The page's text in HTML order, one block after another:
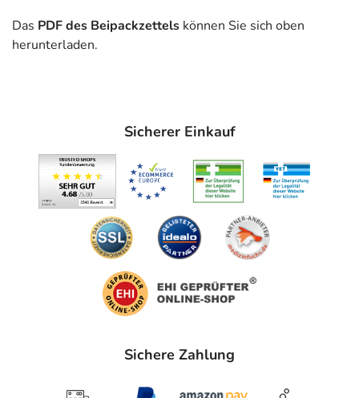
Antiphlogistika)
- Refluxösophagitis (Refluxkrankheit mit Entzündung der
- Sodbrennen und saures Aufstoßen (leichte Form der
Refluxkrankheit)
- Zollinger-Ellison-Syndrom
- Beseitigung des Erregers Helicobacter pylori, der häufig
wiederkehrende Magen-Darm-Geschwüre auslösen kann
Gegenanzeigen
Was spricht gegen eine Anwendung?
oder Apotheker:
Das PDF des Beipackzettels können Sie sich oben
herunterladen.
Sicherer Einkauf
Sichere Zahlung